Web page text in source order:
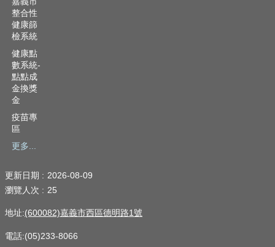
整合性
健康篩
檢系統
健康點
數系統-
點點成
金換獎
金
疫苗專
區
更多...
更新日期
2026-08-09
瀏覽人次
25
地址:(600082)嘉義市西區德明路1號
電話:(05)233-8066